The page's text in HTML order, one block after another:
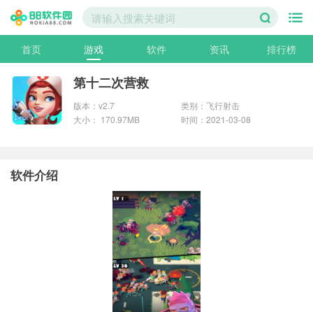
首页 游戏 软件 资讯 排行榜
第十二次营救
版本：v2.7
类别：飞行射击
大小： 170.97MB
时间：2021-03-08
软件介绍